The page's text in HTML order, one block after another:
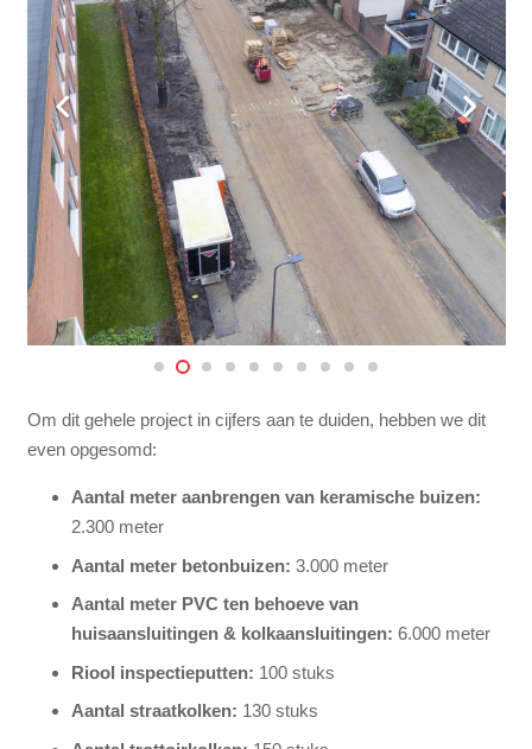
Om dit gehele project in cijfers aan te duiden, hebben we dit
even opgesomd:
Aantal meter aanbrengen van keramische buizen:
2.300 meter
Aantal meter betonbuizen: 3.000 meter
Aantal meter PVC ten behoeve van
huisaansluitingen & kolkaansluitingen: 6.000 meter
Riool inspectieputten: 100 stuks
Aantal straatkolken: 130 stuks